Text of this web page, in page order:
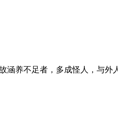
养不足者，多成怪人，与外